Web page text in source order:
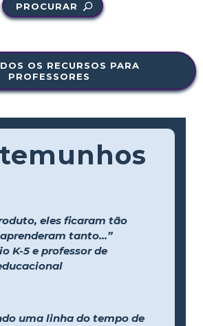
PROCURAR
OS RECURSOS PARA
PROFESSORES
eles ficaram tão
tanto...”
K-5 e professor de
uma linha do tempo de